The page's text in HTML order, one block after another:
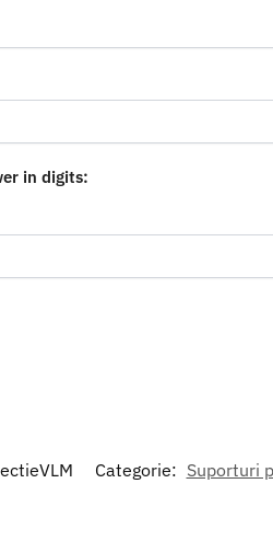
in digits:
Categorie: Suporturi